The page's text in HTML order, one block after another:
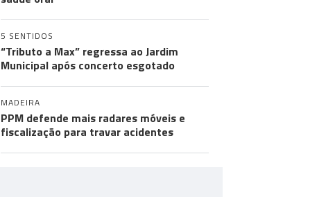
5 SENTIDOS
“Tributo a Max” regressa ao Jardim
Municipal após concerto esgotado
MADEIRA
PPM defende mais radares móveis e
fiscalização para travar acidentes